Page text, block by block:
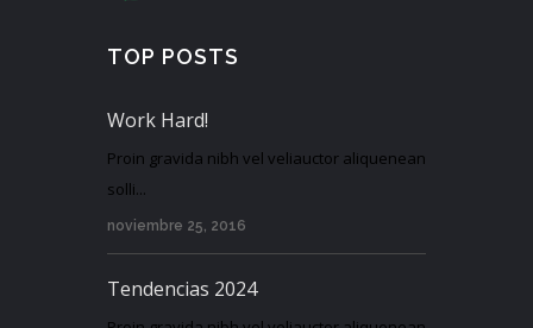
TOP POSTS
Work Hard!
Proin gravida nibh vel veliauctor aliquenean
solli...
noviembre 25, 2016
Tendencias 2024